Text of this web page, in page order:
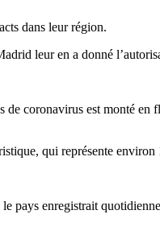
dans leur région.
leur en a donné
de coronavirus est monté
qui représente
pays enregistrait